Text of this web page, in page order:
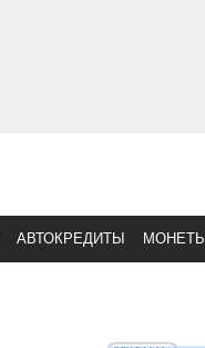
АВТОКРЕДИТЫ МОНЕТЫ